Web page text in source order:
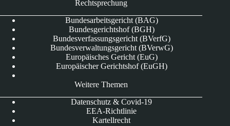
Rechtsprechung
Bundesarbeitsgericht (BAG)
Bundesgerichtshof (BGH)
Bundesverfassungsgericht (BVerfG)
Bundesverwaltungsgericht (BVerwG)
Europäisches Gericht (EuG)
Europäischer Gerichtshof (EuGH)
Weitere Themen
Datenschutz & Covid-19
EEA-Richtlinie
Kartellrecht